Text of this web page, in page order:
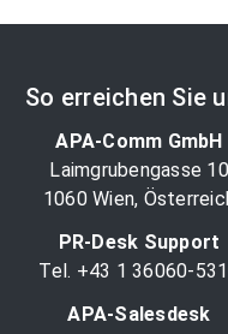
So erreichen Sie
APA-Comm GmbH
Laimgrubengasse 10
1060 Wien,
PR-Desk Support
Tel. +43 1 36060-
APA-Salesdesk